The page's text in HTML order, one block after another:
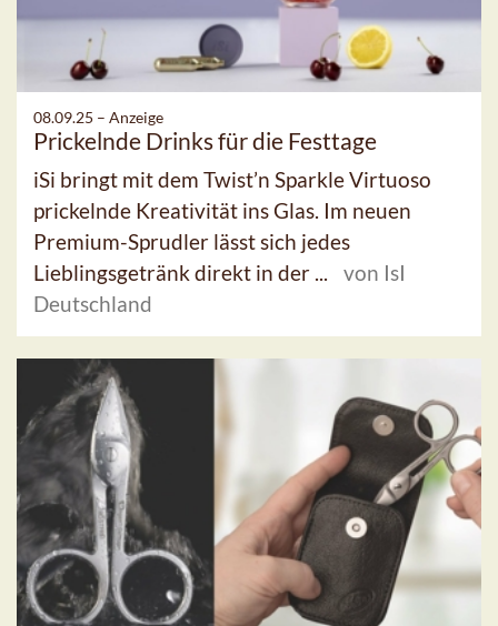
08.09.25 – Anzeige
Prickelnde Drinks für die Festtage
iSi bringt mit dem Twist’n Sparkle Virtuoso
prickelnde Kreativität ins Glas. Im neuen
Premium-Sprudler lässt sich jedes
Lieblingsgetränk direkt in der ...
von IsI
Deutschland